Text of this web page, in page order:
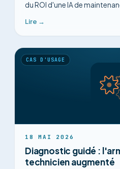
du ROI d'une IA de
Lire →
CAS D'USAGE
18 MAI 2026
Diagnostic guidé :
technicien augmenté